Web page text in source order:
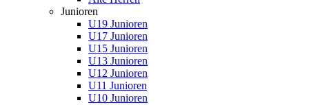
Junioren
U19 Junioren
U17 Junioren
U15 Junioren
U13 Junioren
U12 Junioren
U11 Junioren
U10 Junioren